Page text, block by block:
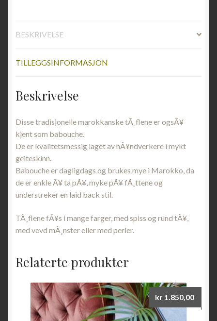
BESKRIVELSE
TILLEGGSINFORMASJON
Beskrivelse
Disse tradisjonelle marokkanske tÃ¸flene er ogsÃ¥
kjent som babouche.
De er kvalitetsmessig laget av hÃ¥ndverkere i mykt
geiteskinn.
Babouche er dagligdags og brukes mye i Marokko, da
de er enkle Ã¥ ta pÃ¥, myke pÃ¥ fÃ¸ttene og
understreker en laid back stil.
TÃ¸flene fÃ¥s i mange farger, med spiss og rund tÃ¥,
med vevd mÃ¸nster eller med perler.
Relaterte produkter
kr 1.850,00